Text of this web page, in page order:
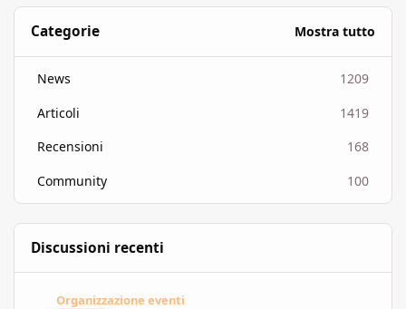
Categorie Mostra tutto
News
1209
Articoli
1419
Recensioni
168
Community
100
Discussioni recenti
Organizzazione eventi